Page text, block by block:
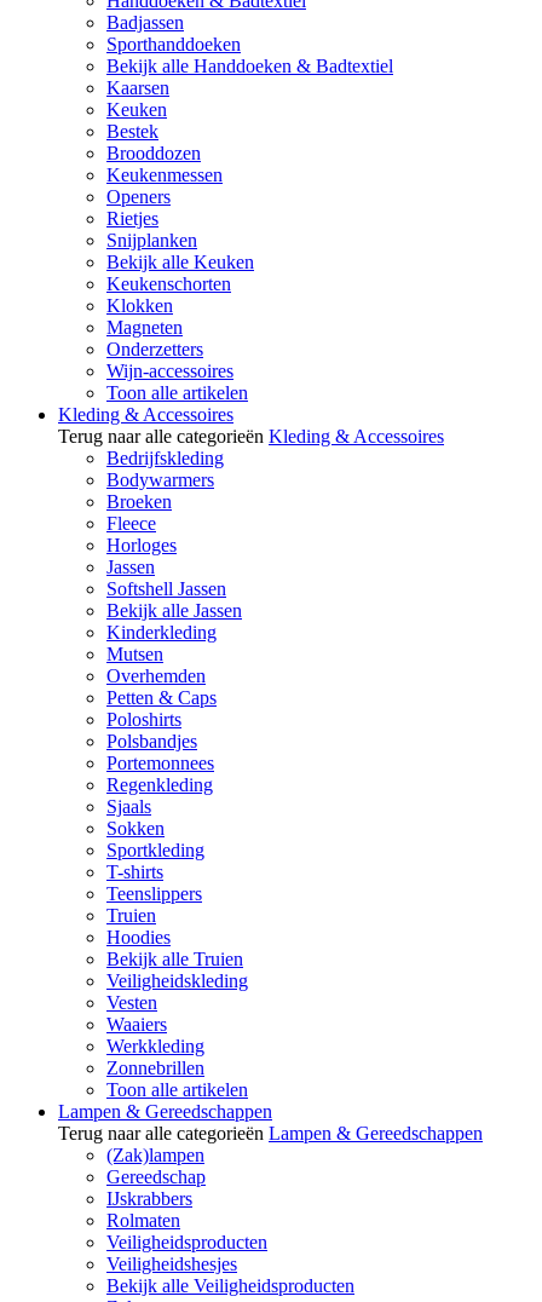
Badjassen
Sporthanddoeken
Bekijk alle Handdoeken & Badtextiel
Kaarsen
Keuken
Bestek
Brooddozen
Keukenmessen
Openers
Rietjes
Snijplanken
Bekijk alle Keuken
Keukenschorten
Klokken
Magneten
Onderzetters
Wijn-accessoires
Toon alle artikelen
Kleding & Accessoires
Terug naar alle categorieën Kleding & Accessoires
Bedrijfskleding
Bodywarmers
Broeken
Fleece
Horloges
Jassen
Softshell Jassen
Bekijk alle Jassen
Kinderkleding
Mutsen
Overhemden
Petten & Caps
Poloshirts
Polsbandjes
Portemonnees
Regenkleding
Sjaals
Sokken
Sportkleding
T-shirts
Teenslippers
Truien
Hoodies
Bekijk alle Truien
Veiligheidskleding
Vesten
Waaiers
Werkkleding
Zonnebrillen
Toon alle artikelen
Lampen & Gereedschappen
Terug naar alle categorieën Lampen & Gereedschappen
(Zak)lampen
Gereedschap
IJskrabbers
Rolmaten
Veiligheidsproducten
Veiligheidshesjes
Bekijk alle Veiligheidsproducten